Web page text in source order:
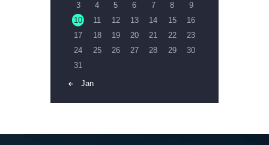
3
4 5 6 7 8
9
10
11 12 13 14 15
16
17
18 19 20 21 22
23
24
25 26 27 28 29
30
31
« Jan